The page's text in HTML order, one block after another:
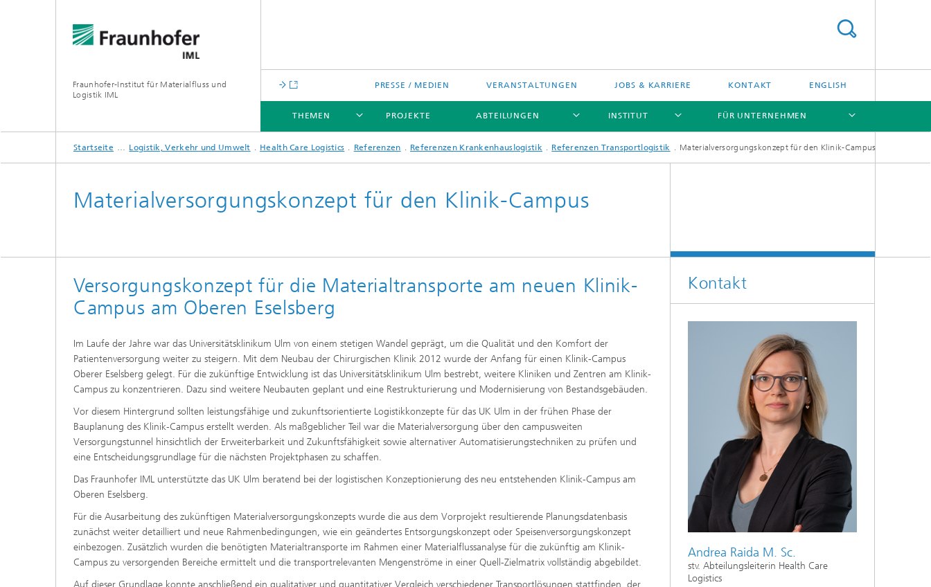
Fraunhofer-Institut für Materialfluss und
Logistik IML
PRESSE / MEDIEN VERANSTALTUNGEN JOBS & KARRIERE KONTAKT ENGLISH
THEMEN
THEMEN
PROJEKTE ABTEILUNGEN
ABTEILUNGEN
INSTITUT
INSTITUT
FÜR UNTERNEHMEN
FÜR UNTERNEHMEN
Startseite Logistik, Verkehr und Umwelt Health Care Logistics Referenzen Referenzen Krankenhauslogistik Referenzen Transportlogistik Materialversorgungskonzept für den Klinik-Campus
Materialversorgungskonzept für den Klinik-Campus
Versorgungskonzept für die Materialtransporte am neuen Klinik-
Campus am Oberen Eselsberg
Im Laufe der Jahre war das Universitätsklinikum Ulm von einem stetigen Wandel geprägt, um die Qualität und den Komfort der
Patientenversorgung weiter zu steigern. Mit dem Neubau der Chirurgischen Klinik 2012 wurde der Anfang für einen Klinik-Campus
Oberer Eselsberg gelegt. Für die zukünftige Entwicklung ist das Universitätsklinikum Ulm bestrebt, weitere Kliniken und Zentren am Klinik-
Campus zu konzentrieren. Dazu sind weitere Neubauten geplant und eine Restrukturierung und Modernisierung von Bestandsgebäuden.
Vor diesem Hintergrund sollten leistungsfähige und zukunftsorientierte Logistikkonzepte für das UK Ulm in der frühen Phase der
Bauplanung des Klinik-Campus erstellt werden. Als maßgeblicher Teil war die Materialversorgung über den campusweiten
Versorgungstunnel hinsichtlich der Erweiterbarkeit und Zukunftsfähigkeit sowie alternativer Automatisierungstechniken zu prüfen und
eine Entscheidungsgrundlage für die nächsten Projektphasen zu schaffen.
Das Fraunhofer IML unterstützte das UK Ulm beratend bei der logistischen Konzeptionierung des neu entstehenden Klinik-Campus am
Oberen Eselsberg.
Für die Ausarbeitung des zukünftigen Materialversorgungskonzepts wurde die aus dem Vorprojekt resultierende Planungsdatenbasis
zunächst weiter detailliert und neue Rahmenbedingungen, wie ein geändertes Entsorgungskonzept oder Speisenversorgungskonzept
einbezogen. Zusätzlich wurden die benötigten Materialtransporte im Rahmen einer Materialflussanalyse für die zukünftig am Klinik-
Campus zu versorgenden Bereiche ermittelt und die transportrelevanten Mengenströme in einer Quell-Zielmatrix vollständig abgebildet.
Auf dieser Grundlage konnte anschließend ein qualitativer und quantitativer Vergleich verschiedener Transportlösungen stattfinden, der
Kontakt
Andrea Raida M. Sc.
stv. Abteilungsleiterin Health Care
Logistics